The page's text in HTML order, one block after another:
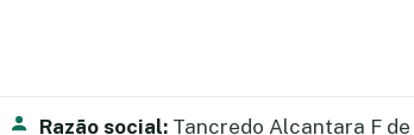
Razão social: Tancredo Alcantara F de